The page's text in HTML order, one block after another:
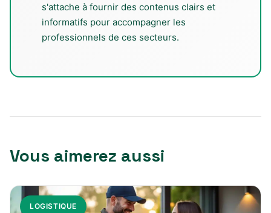
s'attache à fournir des contenus clairs et
informatifs pour accompagner les
professionnels de ces secteurs.
Vous aimerez aussi
LOGISTIQUE